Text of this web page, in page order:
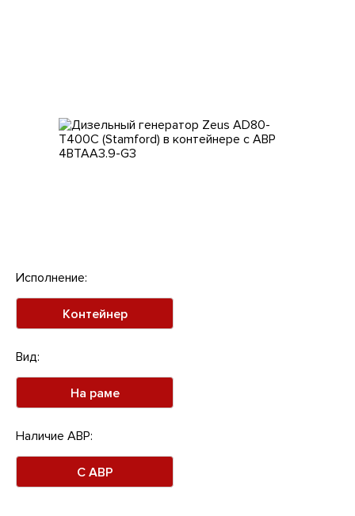
Исполнение:
Контейнер
Вид:
На раме
Наличие АВР:
С АВР